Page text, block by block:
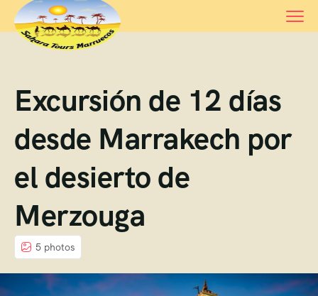
Excursión de 12 días
desde Marrakech por
el desierto de
Merzouga
5 photos